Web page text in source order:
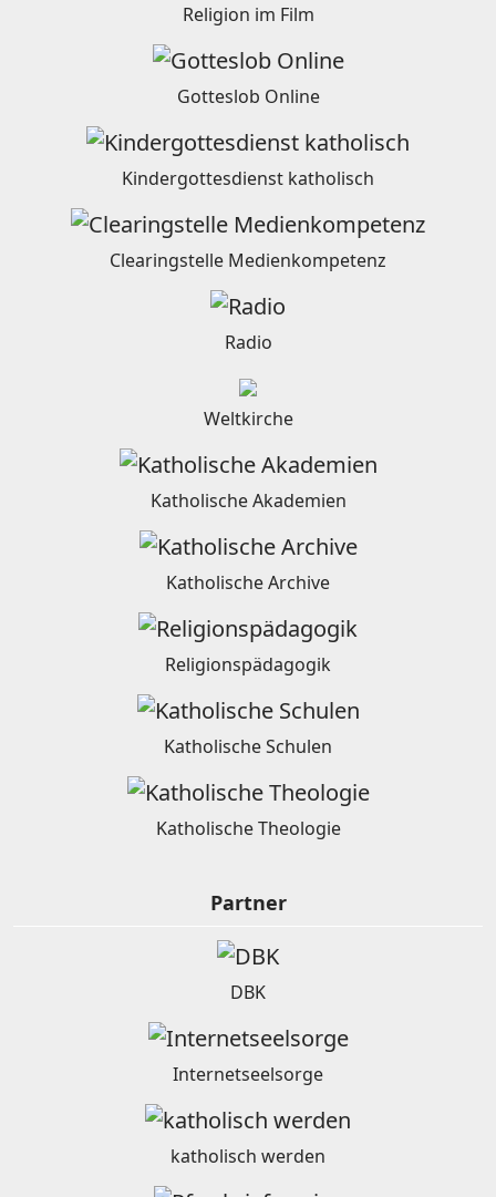
Religion im Film
Gotteslob Online
Kindergottesdienst katholisch
Clearingstelle Medienkompetenz
Radio
Weltkirche
Katholische Akademien
Katholische Archive
Religionspädagogik
Katholische Schulen
Katholische Theologie
Partner
DBK
Internetseelsorge
katholisch werden